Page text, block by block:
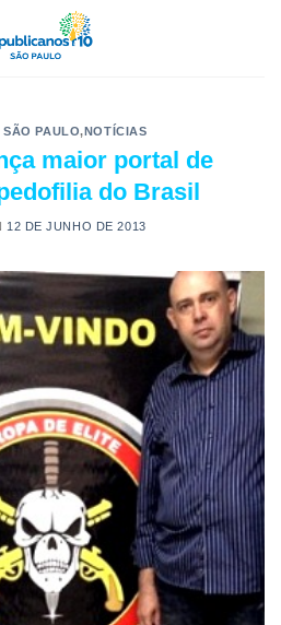
SÃO PAULO,NOTÍCIAS
maior portal de
do Brasil
12 DE JUNHO DE 2013